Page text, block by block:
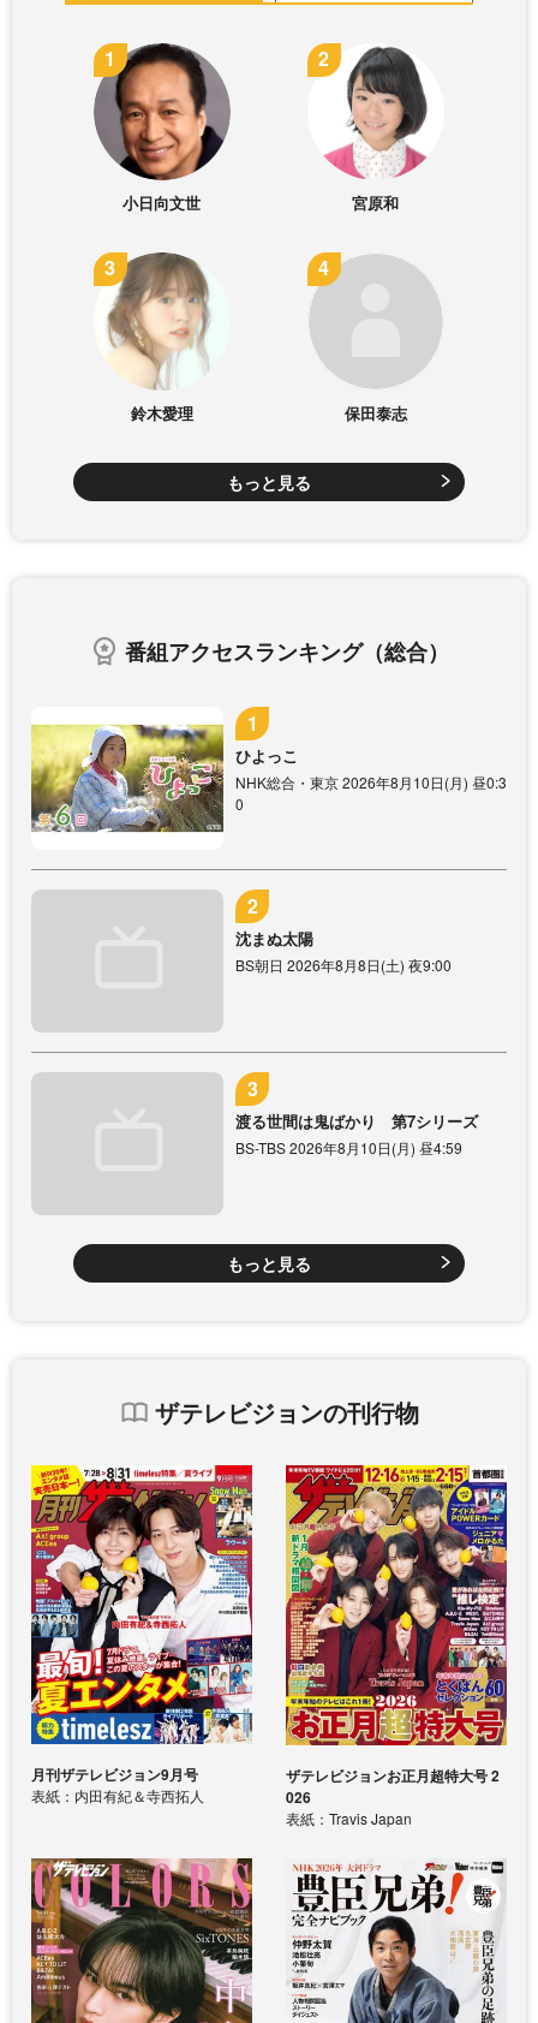
小日向文世 宮原和
鈴木愛理 保田泰志
もっと見る
番組アクセスランキング（総合）
ひよっこ
NHK総合・東京 2026年8月10日(月) 昼0:3
0
沈まぬ太陽
BS朝日 2026年8月8日(土) 夜9:00
渡る世間は鬼ばかり 第7シリーズ
BS-TBS 2026年8月10日(月) 昼4:59
もっと見る
ザテレビジョンの刊行物
月刊ザテレビジョン9月号
表紙：内田有紀＆寺西拓人
ザテレビジョンお正月超特大号 2
026
表紙：Travis Japan